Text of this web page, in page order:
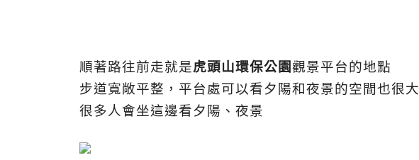
順著路往前走就是虎頭山環保公園觀景平台的地點
步道寬敞平整，平台處可以看夕陽和夜景的空間也很大
很多人會坐這邊看夕陽、夜景